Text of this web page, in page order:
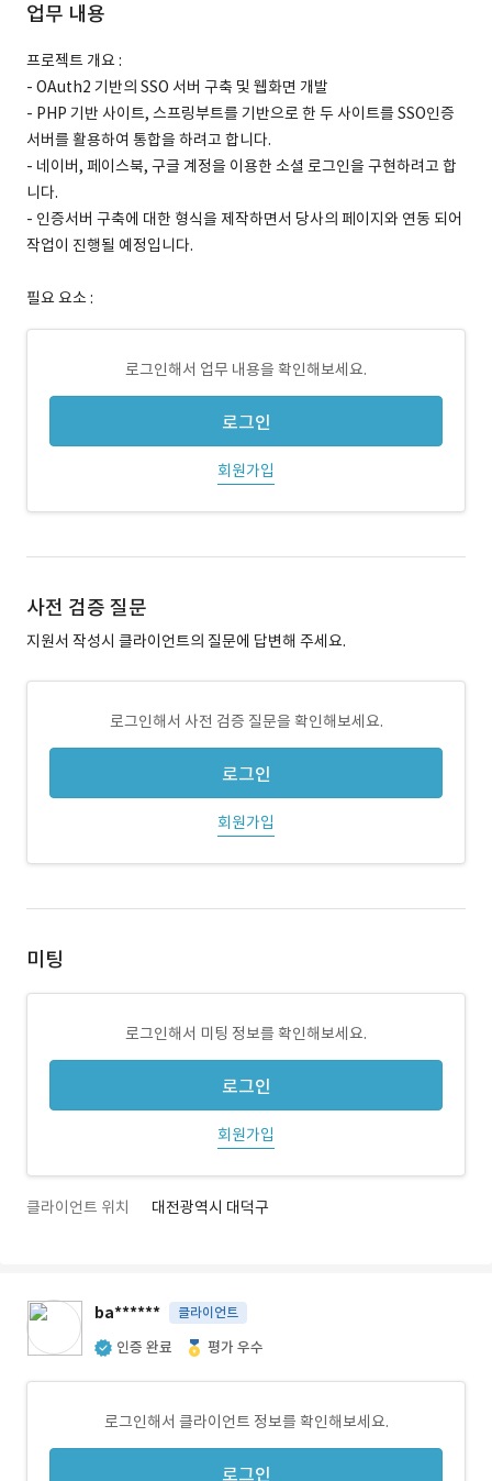
업무 내용
프로젝트 개요 :
- OAuth2 기반의 SSO 서버 구축 및 웹화면 개발
- PHP 기반 사이트, 스프링부트를 기반으로 한 두 사이트를 SSO인증
서버를 활용하여 통합을 하려고 합니다.
- 네이버, 페이스북, 구글 계정을 이용한 소셜 로그인을 구현하려고 합
니다.
- 인증서버 구축에 대한 형식을 제작하면서 당사의 페이지와 연동 되어
작업이 진행될 예정입니다.
필요 요소 :
로그인해서 업무 내용을 확인해보세요.
로그인
회원가입
사전 검증 질문
지원서 작성시 클라이언트의 질문에 답변해 주세요.
로그인해서 사전 검증 질문을 확인해보세요.
로그인
회원가입
미팅
로그인해서 미팅 정보를 확인해보세요.
로그인
회원가입
클라이언트 위치 대전광역시 대덕구
ba****** 클라이언트
인증 완료 평가 우수
로그인해서 클라이언트 정보를 확인해보세요.
로그인